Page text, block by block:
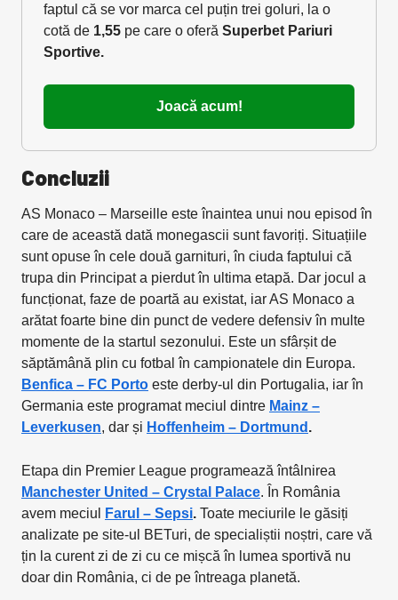
faptul că se vor marca cel puțin trei goluri, la o
cotă de 1,55 pe care o oferă Superbet Pariuri
Sportive.
Joacă acum!
Concluzii
AS Monaco – Marseille este înaintea unui nou episod în
care de această dată monegascii sunt favoriți. Situațiile
sunt opuse în cele două garnituri, în ciuda faptului că
trupa din Principat a pierdut în ultima etapă. Dar jocul a
funcționat, faze de poartă au existat, iar AS Monaco a
arătat foarte bine din punct de vedere defensiv în multe
momente de la startul sezonului. Este un sfârșit de
săptămână plin cu fotbal în campionatele din Europa.
Benfica – FC Porto este derby-ul din Portugalia, iar în
Germania este programat meciul dintre Mainz –
Leverkusen, dar și Hoffenheim – Dortmund .
Etapa din Premier League programează întâlnirea
Manchester United – Crystal Palace. În România
avem meciul
Farul – Sepsi. Toate meciurile le găsiți
analizate pe site-ul BETuri, de specialiștii noștri, care vă
țin la curent zi de zi cu ce mișcă în lumea sportivă nu
doar din România, ci de pe întreaga planetă.